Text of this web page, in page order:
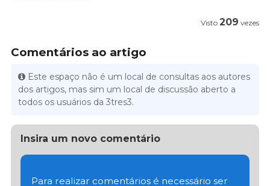
Visto 209 vezes
Comentários ao artigo
Este espaço não é um local de consultas aos autores
dos artigos, mas sim um local de discussão aberto a
todos os usuários da 3tres3.
Insira um novo comentário
Para realizar comentários é necessário ser